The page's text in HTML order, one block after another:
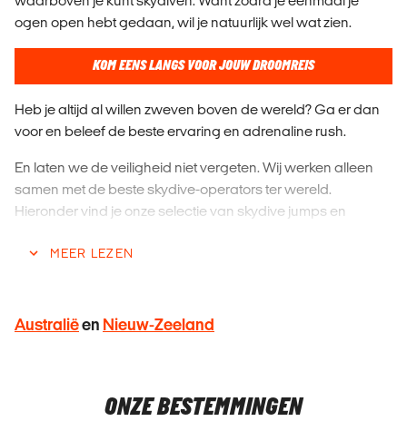
ogen open hebt gedaan, wil je natuurlijk wel wat zien.
KOM EENS LANGS VOOR JOUW DROOMREIS
Heb je altijd al willen zweven boven de wereld? Ga er dan
voor en beleef de beste ervaring en adrenaline rush.
En laten we de veiligheid niet vergeten. Wij werken alleen
samen met de beste skydive-operators ter wereld.
Hieronder vind je onze selectie van skydive jumps en
MEER LEZEN
Australiëen Nieuw-Zeeland
ONZE BESTEMMINGEN